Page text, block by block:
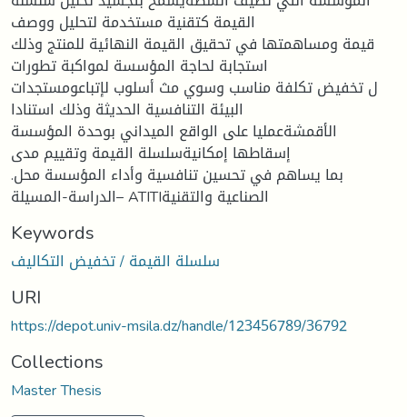
القیمة كتقنیة مستخدمة لتحلیل ووصف
قیمة ومساهمتها في تحقیق القیمة النهائیة للمنتج وذلك
استجابة لحاجة المؤسسة لمواكبة تطورات
ل تخفیض تكلفة مناسب وسوي مث أسلوب لإتباعومستجدات
البیئة التنافسیة الحدیثة وذلك استنادا
الأقمشةعملیا على الواقع المیداني بوحدة المؤسسة
إسقاطها إمكانیةسلسلة القیمة وتقییم مدى
.بما یساهم في تحسین تنافسیة وأداء المؤسسة محل
الدراسة-المسیلة– ATITIالصناعیة والتقنیة
Keywords
سلسلة القيمة / تخفيض التكاليف
URI
https://depot.univ-msila.dz/handle/123456789/36792
Collections
Master Thesis